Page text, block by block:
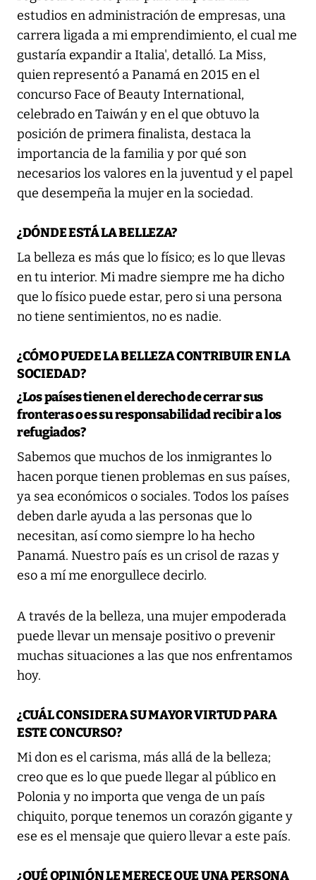
estudios en administración de empresas, una
carrera ligada a mi emprendimiento, el cual me
gustaría expandir a Italia', detalló. La Miss,
quien representó a Panamá en 2015 en el
concurso Face of Beauty International,
celebrado en Taiwán y en el que obtuvo la
posición de primera finalista, destaca la
importancia de la familia y por qué son
necesarios los valores en la juventud y el papel
que desempeña la mujer en la sociedad.
¿DÓNDE ESTÁ LA BELLEZA?
La belleza es más que lo físico; es lo que llevas
en tu interior. Mi madre siempre me ha dicho
que lo físico puede estar, pero si una persona
no tiene sentimientos, no es nadie.
¿CÓMO PUEDE LA BELLEZA CONTRIBUIR EN LA
SOCIEDAD?
¿Los países tienen el derecho de cerrar sus
fronteras o es su responsabilidad recibir a los
refugiados?
Sabemos que muchos de los inmigrantes lo
hacen porque tienen problemas en sus países,
ya sea económicos o sociales. Todos los países
deben darle ayuda a las personas que lo
necesitan, así como siempre lo ha hecho
Panamá. Nuestro país es un crisol de razas y
eso a mí me enorgullece decirlo.
A través de la belleza, una mujer empoderada
puede llevar un mensaje positivo o prevenir
muchas situaciones a las que nos enfrentamos
hoy.
¿CUÁL CONSIDERA SU MAYOR VIRTUD PARA
ESTE CONCURSO?
Mi don es el carisma, más allá de la belleza;
creo que es lo que puede llegar al público en
Polonia y no importa que venga de un país
chiquito, porque tenemos un corazón gigante y
ese es el mensaje que quiero llevar a este país.
¿QUÉ OPINIÓN LE MERECE QUE UNA PERSONA